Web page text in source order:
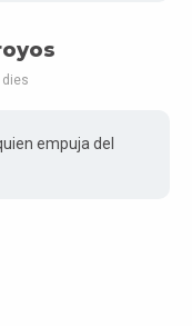
dies
empuja del